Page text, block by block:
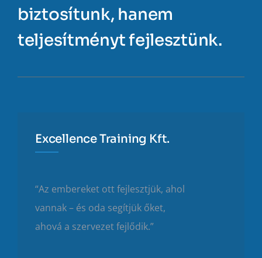
biztosítunk, hanem
teljesítményt fejlesztünk.
Excellence Training Kft.
“Az embereket ott fejlesztjük, ahol
vannak – és oda segítjük őket,
ahová a szervezet fejlődik.”